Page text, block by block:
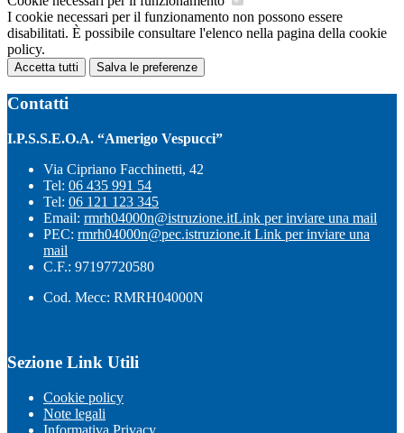
I cookie necessari per il funzionamento non possono essere
disabilitati. È possibile consultare l'elenco nella pagina della cookie
policy.
Accetta tutti Salva le preferenze
Contatti
I.P.S.S.E.O.A. “Amerigo Vespucci”
Via Cipriano Facchinetti, 42
Tel: 06 435 991 54
Tel: 06 121 123 345
Email: rmrh04000n@istruzione.itLink per inviare una mail
PEC: rmrh04000n@pec.istruzione.it Link per inviare una
mail
C.F.: 97197720580
Cod. Mecc: RMRH04000N
Sezione Link Utili
Cookie policy
Note legali
Informativa Privacy